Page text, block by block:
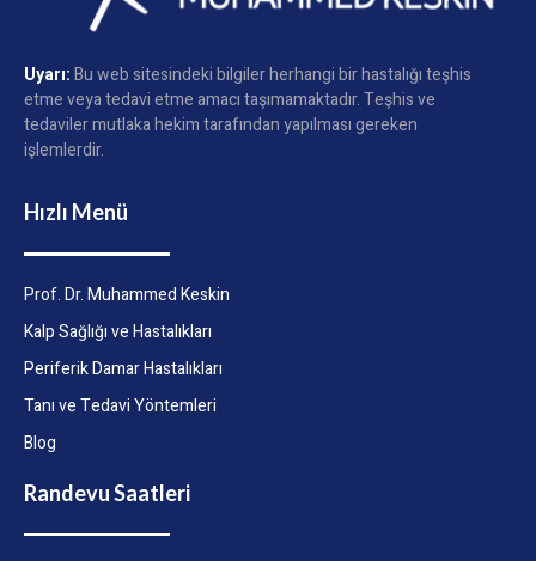
Uyarı:Bu web sitesindeki bilgiler herhangi bir hastalığı teşhis
etme veya tedavi etme amacı taşımamaktadır. Teşhis ve
tedaviler mutlaka hekim tarafından yapılması gereken
işlemlerdir.
Hızlı Menü
Prof. Dr. Muhammed Keskin
Kalp Sağlığı ve Hastalıkları
Periferik Damar Hastalıkları
Tanı ve Tedavi Yöntemleri
Blog
Randevu Saatleri